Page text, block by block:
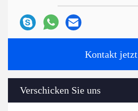
Kontakt jetzt
Verschicken Sie uns